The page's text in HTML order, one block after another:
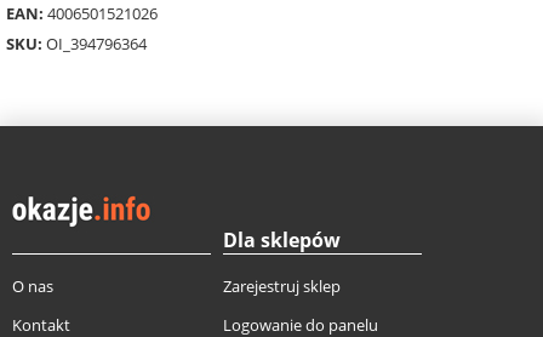
EAN: 4006501521026
SKU: OI_394796364
O nas
Kontakt
Dla sklepów
Zarejestruj sklep
Logowanie do panelu